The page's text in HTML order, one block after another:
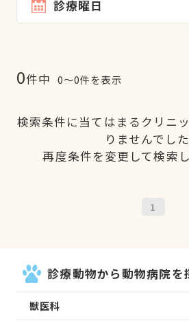
診療曜日
0件中 0〜0件を表示
検索条件に当てはまるクリニ
りませんでした
再度条件を変更して検索
1
診療動物から動物病院を
獣医科